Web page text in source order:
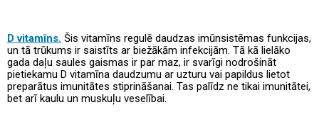
D vitamīns. Šis vitamīns regulē daudzas imūnsistēmas funkcijas,
un tā trūkums ir saistīts ar biežākām infekcijām. Tā kā lielāko
gada daļu saules gaismas ir par maz, ir svarīgi nodrošināt
pietiekamu D vitamīna daudzumu ar uzturu vai papildus lietot
preparātus imunitātes stiprināšanai. Tas palīdz ne tikai imunitātei,
bet arī kaulu un muskuļu veselībai.